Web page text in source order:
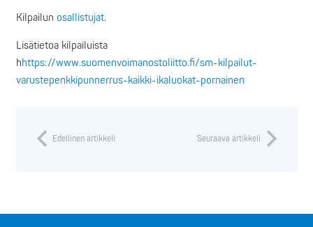
Kilpailun osallistujat.
Lisätietoa kilpailuista
hhttps://www.suomenvoimanostoliitto.fi/sm-kilpailut-
varustepenkkipunnerrus-kaikki-ikaluokat-pornainen
Edellinen artikkeli Seuraava artikkeli